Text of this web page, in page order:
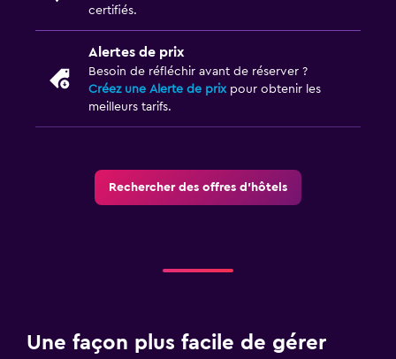
certifiés.
Alertes de prix
Besoin de réfléchir avant de réserver ?
Créez une Alerte de prix pour obtenir les
meilleurs tarifs.
Rechercher des offres d’hôtels
Une façon plus facile de gérer